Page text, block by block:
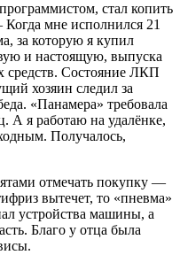
стал копить
мне исполнился 21
за которую я купил
и настоящую, выпуска
средств. Состояние ЛКП
хозяин следил за
«Панамера» требовала
А я работаю на удалёнке,
Получалось,
отмечать покупку —
вытечет, то «пневма»
устройства машины, а
Благо у отца была